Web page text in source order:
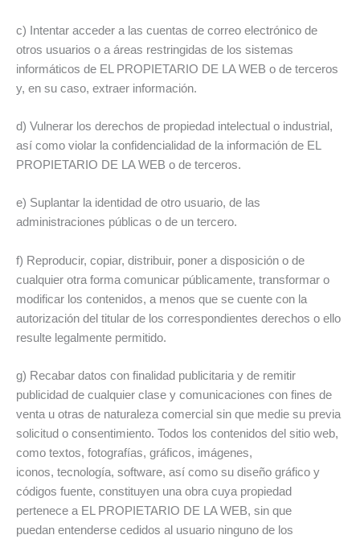
c) Intentar acceder a las cuentas de correo electrónico de
otros usuarios o a áreas restringidas de los sistemas
informáticos de EL PROPIETARIO DE LA WEB o de terceros
y, en su caso, extraer información.
d) Vulnerar los derechos de propiedad intelectual o industrial,
así como violar la confidencialidad de la información de EL
PROPIETARIO DE LA WEB o de terceros.
e) Suplantar la identidad de otro usuario, de las
administraciones públicas o de un tercero.
f) Reproducir, copiar, distribuir, poner a disposición o de
cualquier otra forma comunicar públicamente, transformar o
modificar los contenidos, a menos que se cuente con la
autorización del titular de los correspondientes derechos o ello
resulte legalmente permitido.
g) Recabar datos con finalidad publicitaria y de remitir
publicidad de cualquier clase y comunicaciones con fines de
venta u otras de naturaleza comercial sin que medie su previa
solicitud o consentimiento. Todos los contenidos del sitio web,
como textos, fotografías, gráficos, imágenes,
iconos, tecnología, software, así como su diseño gráfico y
códigos fuente, constituyen una obra cuya propiedad
pertenece a EL PROPIETARIO DE LA WEB, sin que
puedan entenderse cedidos al usuario ninguno de los